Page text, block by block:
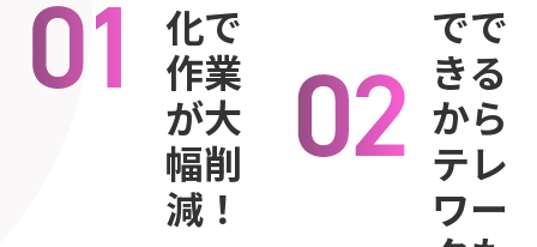
化で
作業
が大
幅削
減！
でで
きる
から
テレ
ワー